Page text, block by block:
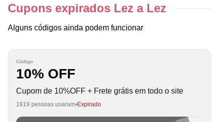
Cupons expirados Lez a Lez
Alguns códigos ainda podem funcionar
Código
10% OFF
Cupom de 10%OFF + Frete grátis em todo o site
1819 pessoas usaram Expirado